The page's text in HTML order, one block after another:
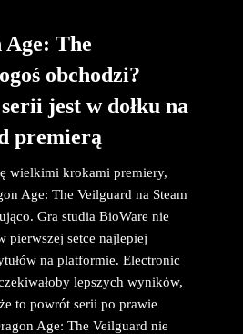
Age: The
obchodzi?
jest w dołku na
premierą
wielkimi krokami premiery,
Age: The Veilguard na Steam
Gra studia BioWare nie
pierwszej setce najlepiej
na platformie. Electronic
lepszych wyników,
to powrót serii po prawie
Age: The Veilguard nie